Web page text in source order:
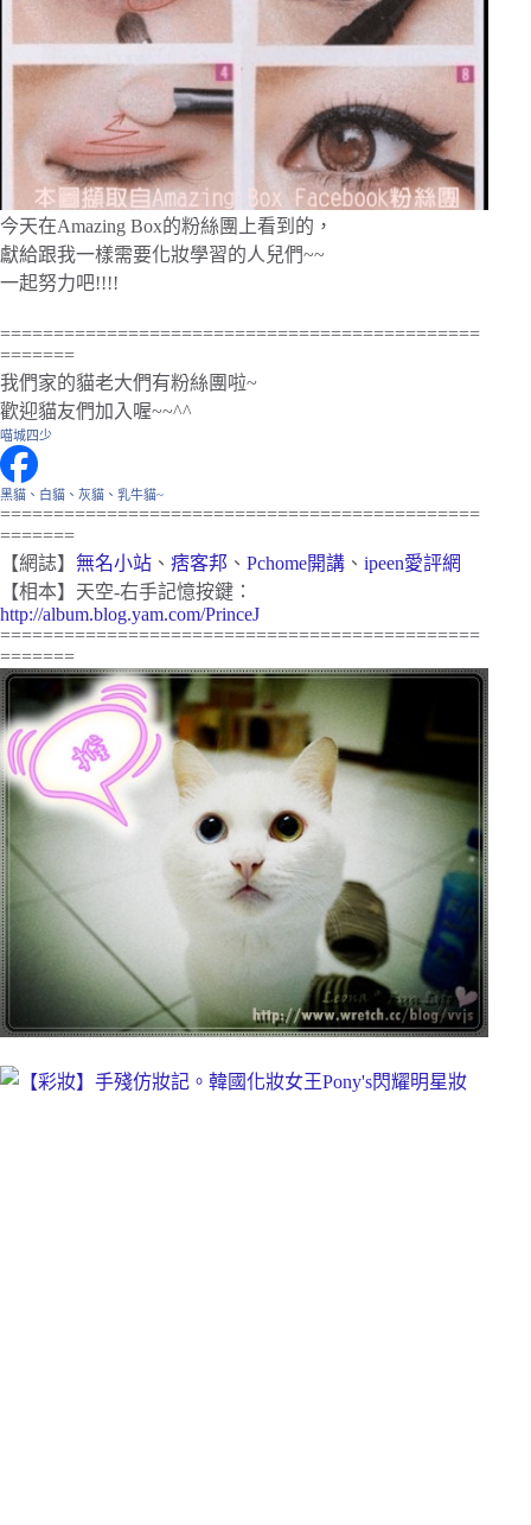
今天在Amazing Box的粉絲團上看到的，
獻給跟我一樣需要化妝學習的人兒們~~
一起努力吧!!!!
=============================================
=======
我們家的貓老大們有粉絲團啦~
歡迎貓友們加入喔~~^^
喵城四少
黑貓、白貓、灰貓、乳牛貓~
=============================================
=======
【網誌】 無名小站 、 痞客邦 、 Pchome開講 、 ipeen愛評網
【相本】天空-右手記憶按鍵：
http://album.blog.yam.com/PrinceJ
=============================================
=======